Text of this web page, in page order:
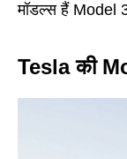
मॉडल्स हैं Model
Tesla की